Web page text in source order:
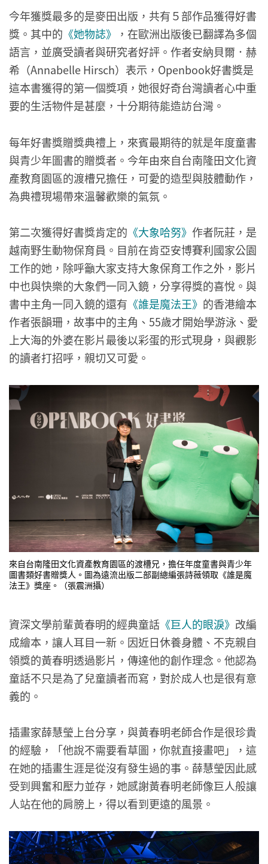
今年獲獎最多的是麥田出版，共有５部作品獲得好書
獎。其中的 《她物誌》
，在歐洲出版後已翻譯為多個
語言，並廣受讀者與研究者好評。作者安納貝爾．赫
希（Annabelle Hirsch）表示，Openbook好書獎是
這本書獲得的第一個獎項，她很好奇台灣讀者心中重
要的生活物件是甚麼，十分期待能造訪台灣。
每年好書獎贈獎典禮上，來賓最期待的就是年度童書
與青少年圖書的贈獎者。今年由來自台南隆田文化資
產教育園區的渡槽兄擔任，可愛的造型與肢體動作，
為典禮現場帶來溫馨歡樂的氣氛。
第二次獲得好書獎肯定的 《大象哈努》 作者阮莊，是
越南野生動物保育員。目前在肯亞安博賽利國家公園
工作的她，除呼籲大家支持大象保育工作之外，影片
中也與快樂的大象們一同入鏡，分享得獎的喜悅。與
書中主角一同入鏡的還有 《誰是魔法王》 的香港繪本
作者張韻珊，故事中的主角、55歲才開始學游泳、愛
上大海的外婆在影片最後以彩蛋的形式現身，與觀影
的讀者打招呼，親切又可愛。
來自台南隆田文化資產教育園區的渡槽兄，擔任年度童書與青少年
圖書類好書贈獎人。圖為遠流出版二部副總編張詩薇領取《誰是魔
法王》獎座。（張震洲攝）
資深文學前輩黃春明的經典童話 《巨人的眼淚》 改編
成繪本，讓人耳目一新。因近日休養身體、不克親自
領獎的黃春明透過影片，傳達他的創作理念。他認為
童話不只是為了兒童讀者而寫，對於成人也是很有意
義的。
插畫家薛慧瑩上台分享，與黃春明老師合作是很珍貴
的經驗，「他說不需要看草圖，你就直接畫吧」，這
在她的插畫生涯是從沒有發生過的事。薛慧瑩因此感
受到興奮和壓力並存，她感謝黃春明老師像巨人般讓
人站在他的肩膀上，得以看到更遠的風景。